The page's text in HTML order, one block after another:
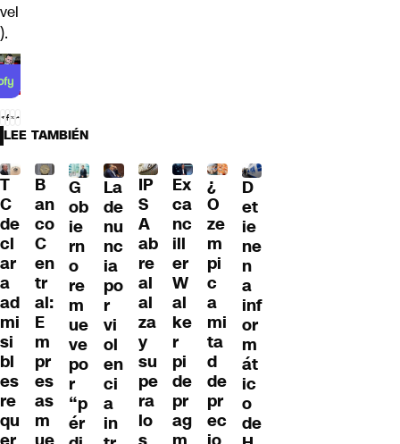
vel
).
LEE TAMBIÉN
T
C
de
cl
ar
a
ad
mi
si
bl
es
re
qu
B
an
co
C
en
tr
al:
E
m
pr
es
as
m
G
ob
ie
rn
o
re
m
ue
ve
po
r
“p
ér
La
de
nu
nc
ia
po
r
vi
ol
en
ci
a
in
IP
S
A
ab
re
al
al
za
y
su
pe
ra
lo
Ex
ca
nc
ill
er
W
al
ke
r
pi
de
pr
ag
¿
O
ze
m
pi
c
a
mi
ta
d
de
pr
ec
D
et
ie
ne
n
a
inf
or
m
át
ic
o
de